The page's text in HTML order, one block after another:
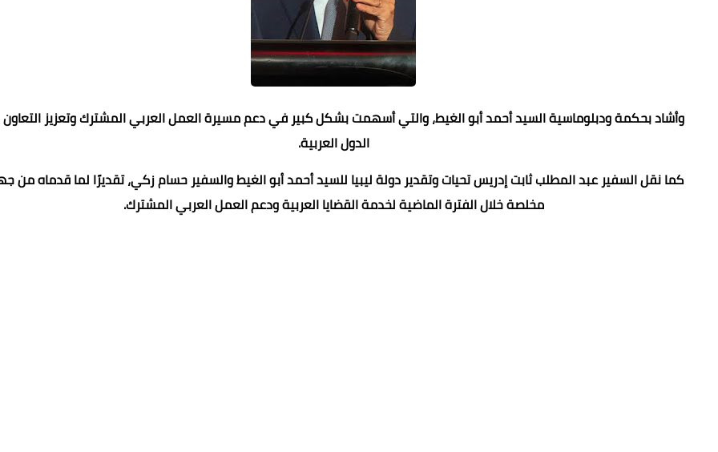
وأشاد بحكمة ودبلوماسية السيد أحمد أبو الغيط، والتي أسهمت بشكل كبير في دعم مسيرة العمل العربي المشترك وتعزيز التعاون
الدول العربية.
كما نقل السفير عبد المطلب ثابت إدريس تحيات وتقدير دولة ليبيا للسيد أحمد أبو الغيط والسفير حسام زكي، تقديرًا لما قدماه من
مخلصة خلال الفترة الماضية لخدمة القضايا العربية ودعم العمل العربي المشترك.